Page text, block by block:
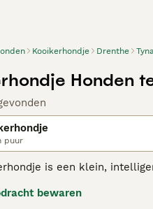
Kooikerhondje Drenthe
Honden
puur
is een klein,
Duck Tolling Retriever.
bewaren